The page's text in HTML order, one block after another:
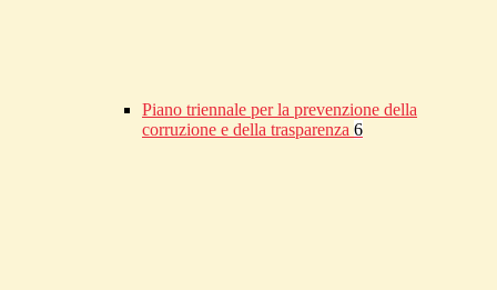
Piano triennale per la prevenzione della
corruzione e della trasparenza 6